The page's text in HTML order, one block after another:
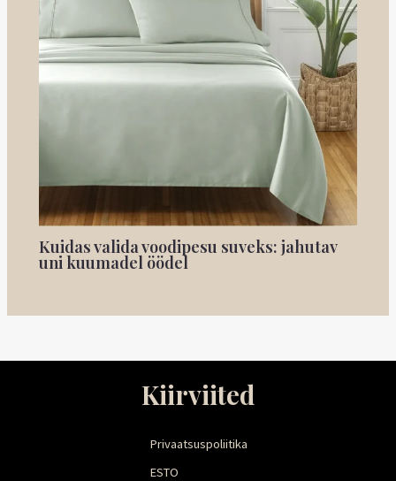
Kuidas valida voodipesu suveks: jahutav
uni kuumadel öödel
Kiirviited
Privaatsuspoliitika
ESTO